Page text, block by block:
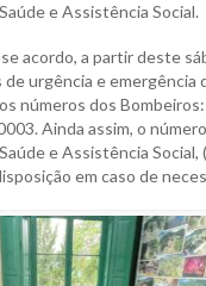
e Assistência Social.
acordo, a partir deste
urgência e emergência
números dos
Ainda assim, o
e Assistência Social,
em caso de